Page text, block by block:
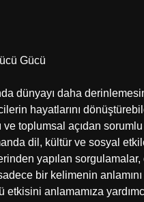
Gücü
dünyayı daha
hayatlarını
toplumsal açıdan
dil, kültür ve sosyal
yapılan sorgulamalar,
bir kelimenin
anlamamıza